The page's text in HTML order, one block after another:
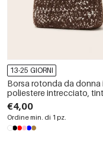
13-25 GIORNI
Borsa rotonda da donna
poliestere intrecciato,
unita, stile casual e soffice.
€4,00
Ordine min. di 1 pz.